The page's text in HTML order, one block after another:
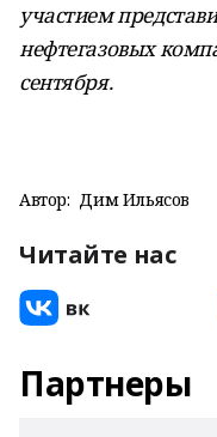
участием
нефтегазовых
сентября.
Автор: Дим Ильясов
Читайте нас
Партнеры